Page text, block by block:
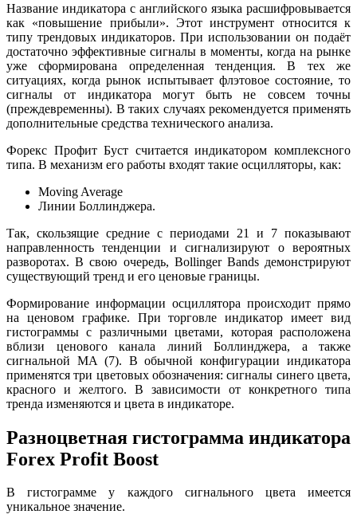
Название индикатора с английского языка расшифровывается
как «повышение прибыли». Этот инструмент относится к
типу трендовых индикаторов. При использовании он подаёт
достаточно эффективные сигналы в моменты, когда на рынке
уже сформирована определенная тенденция. В тех же
ситуациях, когда рынок испытывает флэтовое состояние, то
сигналы от индикатора могут быть не совсем точны
(преждевременны). В таких случаях рекомендуется применять
дополнительные средства технического анализа.
Форекс Профит Буст считается индикатором комплексного
типа. В механизм его работы входят такие осцилляторы, как:
Moving Average
Линии Боллинджера.
Так, скользящие средние с периодами 21 и 7 показывают
направленность тенденции и сигнализируют о вероятных
разворотах. В свою очередь, Bollinger Bands демонстрируют
существующий тренд и его ценовые границы.
Формирование информации осциллятора происходит прямо
на ценовом графике. При торговле индикатор имеет вид
гистограммы с различными цветами, которая расположена
вблизи ценового канала линий Боллинджера, а также
сигнальной MA (7). В обычной конфигурации индикатора
применятся три цветовых обозначения: сигналы синего цвета,
красного и желтого. В зависимости от конкретного типа
тренда изменяются и цвета в индикаторе.
Разноцветная гистограмма индикатора
Forex Profit Boost
В гистограмме у каждого сигнального цвета имеется
уникальное значение.